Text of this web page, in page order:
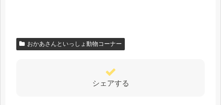
おかあさんといっしょ動物コーナー
シェアする